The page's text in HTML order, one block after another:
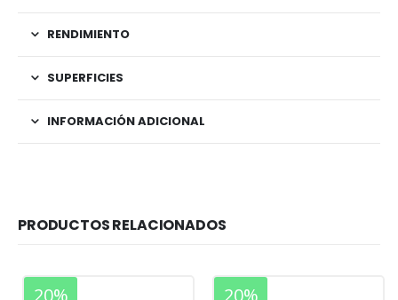
RENDIMIENTO
SUPERFICIES
INFORMACIÓN ADICIONAL
PRODUCTOS RELACIONADOS
20% 20%